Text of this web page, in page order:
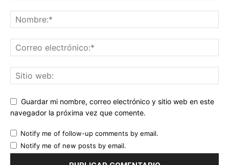
Guardar mi nombre, correo electrónico y sitio web en este
navegador la próxima vez que comente.
Notify me of follow-up comments by email.
Notify me of new posts by email.